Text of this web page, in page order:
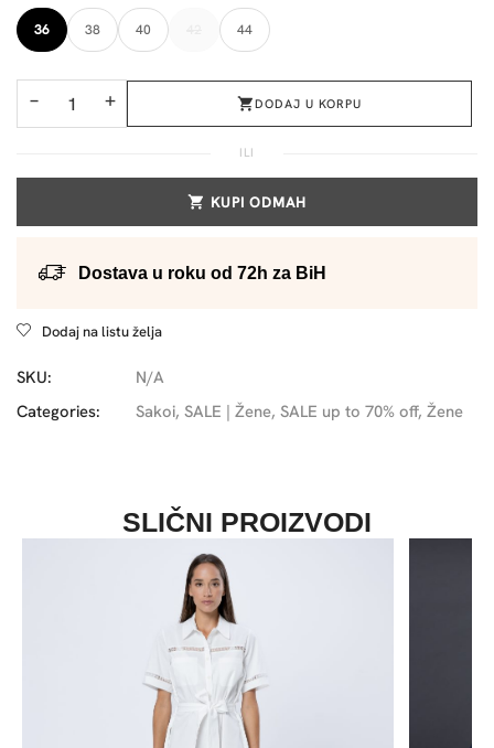
36 38 40 44
− + DODAJ U KORPU
ILI
KUPI ODMAH
Dostava u roku od 72h za BiH
Dodaj na listu želja
SKU:
N/A
Categories:
Sakoi, SALE | Žene, SALE up to 70% off, Žene
SLIČNI PROIZVODI